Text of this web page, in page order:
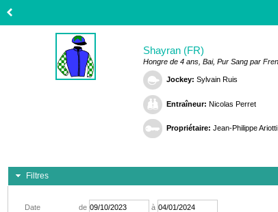
Shayran (FR)
Hongre de 4 ans, Bai, Pur Sang par
Jockey: Sylvain Ruis
Entraîneur: Nicolas Perret
Propriétaire: Jean-Philippe Ariotti
Filtres
Date de à